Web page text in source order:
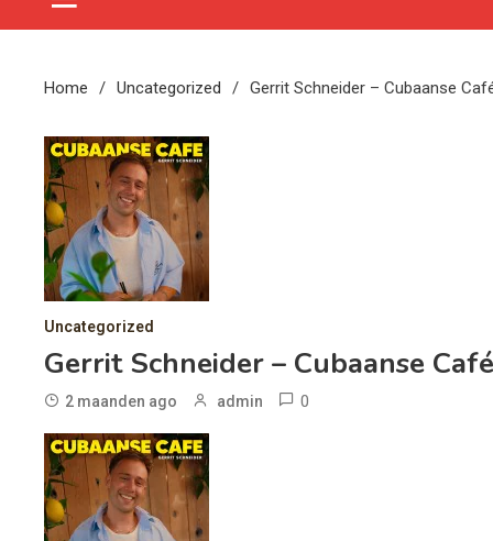
Home Uncategorized Gerrit Schneider – Cubaanse
Uncategorized
Gerrit Schneider – Cubaanse Café
2 maanden ago admin 0